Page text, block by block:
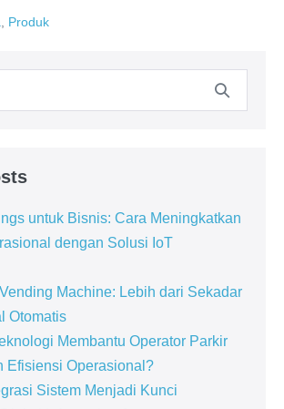
Produk
untuk Bisnis: Cara Meningkatkan
dengan Solusi IoT
Machine: Lebih dari Sekadar
Otomatis
Membantu Operator Parkir
Efisiensi Operasional?
Sistem Menjadi Kunci